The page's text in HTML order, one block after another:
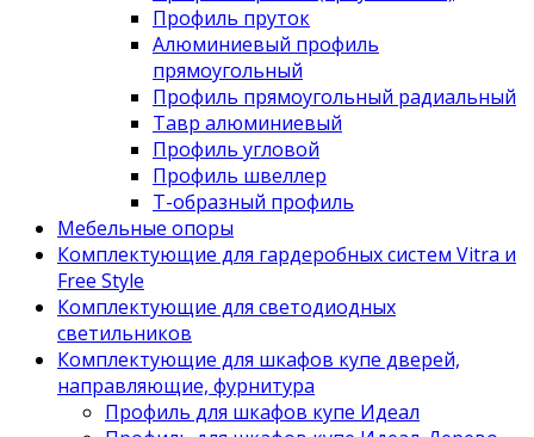
Профиль пруток
Алюминиевый профиль
прямоугольный
Профиль прямоугольный радиальный
Тавр алюминиевый
Профиль угловой
Профиль швеллер
Т-образный профиль
Мебельные опоры
Комплектующие для гардеробных систем Vitra и
Free Style
Комплектующие для светодиодных
светильников
Комплектующие для шкафов купе дверей,
направляющие, фурнитура
Профиль для шкафов купе Идеал